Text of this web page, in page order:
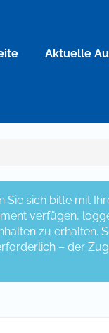
Aktuelle
sich bitte mit
verfügen,
zu erhalten.
– der